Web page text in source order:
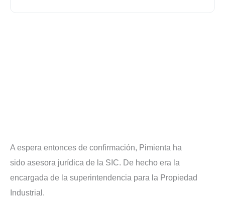
A espera entonces de confirmación, Pimienta ha
sido asesora jurídica de la SIC. De hecho era la
encargada de la superintendencia para la Propiedad
Industrial.